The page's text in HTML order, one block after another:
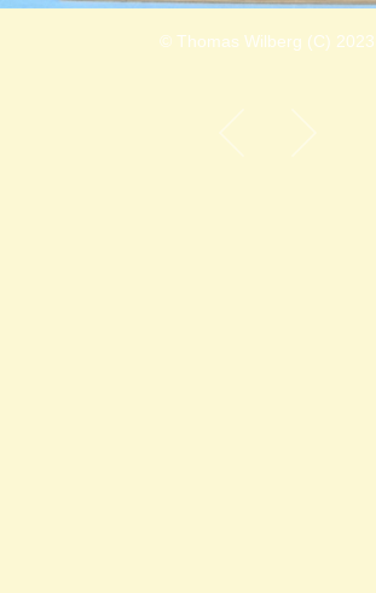
© Thomas Wilberg (C) 2023